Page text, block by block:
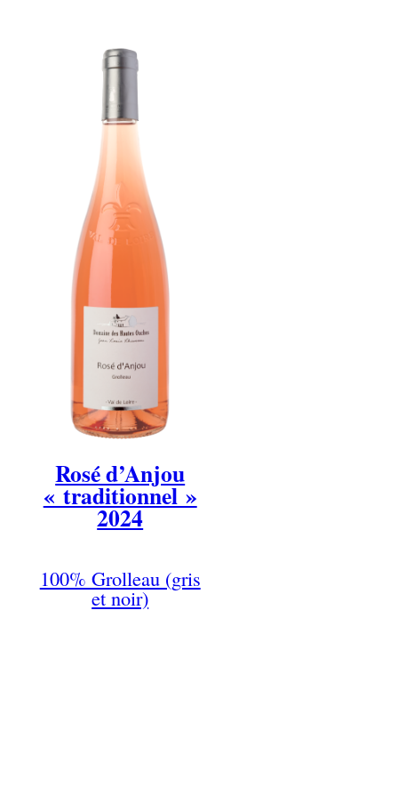
Rosé d’Anjou
« traditionnel »
2024
100% Grolleau (gris
et noir)